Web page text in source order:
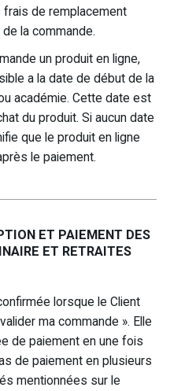
de remplacement
la commande.
un produit en ligne,
a la date de début de la
académie. Cette date est
du produit. Si aucun date
que le produit en ligne
le paiement.
ET PAIEMENT DES
ET RETRAITES
lorsque le Client
ma commande ». Elle
de paiement en une fois
de paiement en plusieurs
mentionnées sur le